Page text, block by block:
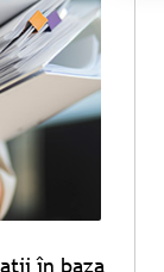
în baza